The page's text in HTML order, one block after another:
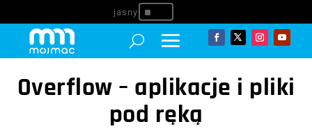
^
Overflow – aplikacje i pliki
pod ręką